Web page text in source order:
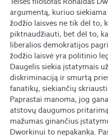
argumentą, kuriuo
žodžio laisvės ne tik dėl to,
piktnaudžiauti, bet dėl to,
liberalios demokratijos
žodžio laisvė yra politinio
Daugelis siekia įstatymais
diskriminaciją ir smurtą
fanatikų, siekiančių
Paprastai manoma, jog
atstovų daugumos
mažumas ginančius
Dworkinui to nepakanka.